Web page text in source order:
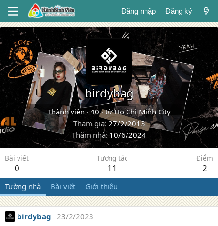
Đăng nhập Đăng ký
birdybag
Thành viên · 40·từHo Chi Minh City
Tham gia 27/2/2013
Thăm nhà 10/6/2024
Bài viết
0
Tương tác
11
Điểm
2
Tường nhà Bài viết Giới thiệu
birdybag
23/2/2023